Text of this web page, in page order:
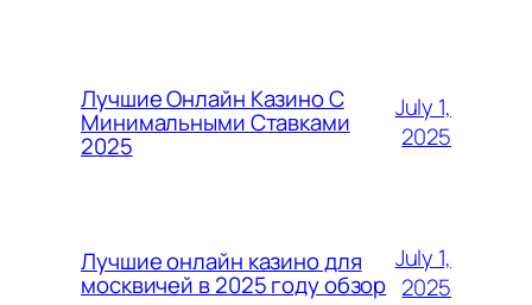
Лучшие Онлайн Казино С
Минимальными Ставками
2025
July 1,
2025
Лучшие онлайн казино для
москвичей в 2025 году обзор
July 1,
2025